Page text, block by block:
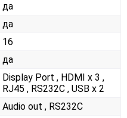
да
да
16
да
Display Port , HDMI x 3 ,
RJ45 , RS232С , USB x 2
Audio out , RS232С